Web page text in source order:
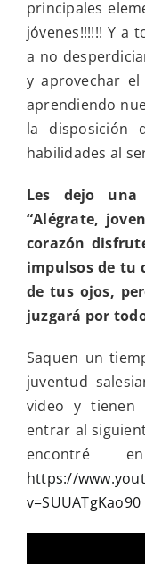
principales
jóvenes!!!!!! Y a
a no
y aprovechar
aprendiendo
la disposición
habilidades al
Les dejo
“Alégrate,
corazón
impulsos de tu
de tus ojos,
juzgará por
Saquen un
juventud
video y tienen
entrar al
encontré
https://
v=SUUATgKao90